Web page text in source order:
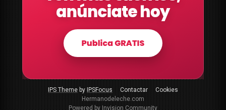
IPS ThemebyIPSFocus Contactar
Cookies
Hermanodeleche.com
Powered by Invision Community